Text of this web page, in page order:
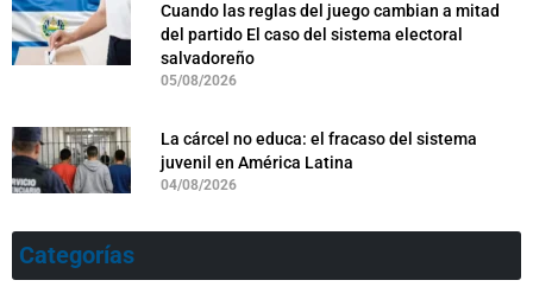
Cuando las reglas del juego cambian a mitad
del partido El caso del sistema electoral
salvadoreño
05/08/2026
La cárcel no educa: el fracaso del sistema
juvenil en América Latina
04/08/2026
Categorías